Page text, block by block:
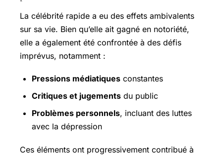
La célébrité rapide a eu des effets ambivalents
sur sa vie. Bien qu’elle ait gagné en notoriété,
elle a également été confrontée à des défis
imprévus, notamment :
Pressions médiatiques constantes
Critiques et jugements du public
Problèmes personnels, incluant des luttes
avec la dépression
Ces éléments ont progressivement contribué à